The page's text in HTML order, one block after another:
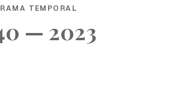
TEMPORAL
— 2023